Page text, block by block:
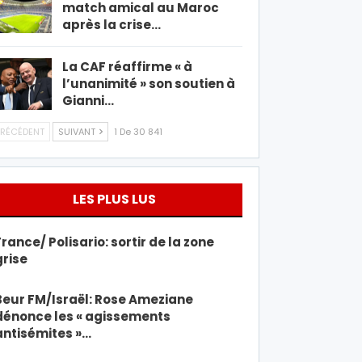
match amical au Maroc
après la crise…
La CAF réaffirme « à
l’unanimité » son soutien à
Gianni…
SUIVANT 1 De 30 841
LES PLUS LUS
Polisario: sortir de la zone
FM/Israël: Rose Ameziane
les « agissements
»…